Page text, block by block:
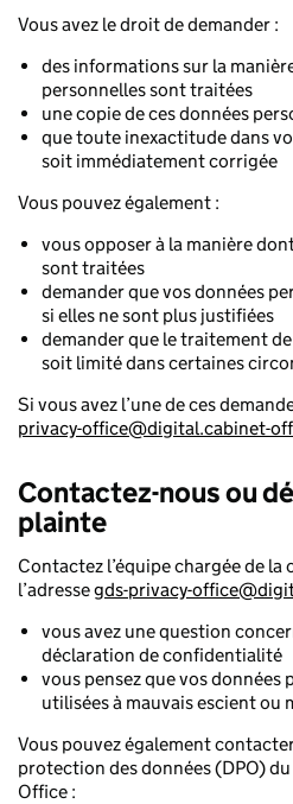
Vous avez le droit de demander :
des informations sur la
personnelles sont traitées
une copie de ces données
que toute inexactitude dans
soit immédiatement corrigée
Vous pouvez également :
vous opposer à la manière
sont traitées
demander que vos données
si elles ne sont plus justifiées
demander que le traitement
soit limité dans certaines
Si vous avez l’une de ces
privacy-office@digital.cabinet-
Contactez-nous ou
plainte
Contactez l’équipe chargée de
l’adressegds-privacy-
vous avez une question
déclaration de confidentialité
vous pensez que vos données
utilisées à mauvais escient ou
Vous pouvez également
protection des données (DPO)
Office :